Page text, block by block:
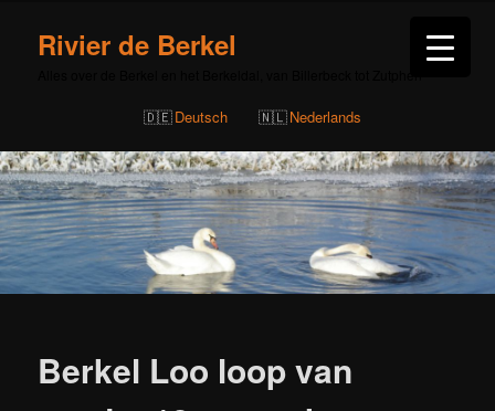
Rivier de Berkel
Deutsch Nederlands
Berkel Loo loop van